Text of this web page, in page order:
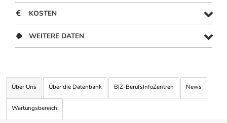
KOSTEN
WEITERE DATEN
Über Uns Über die Datenbank BIZ-BerufsInfoZentren News
Wartungsbereich